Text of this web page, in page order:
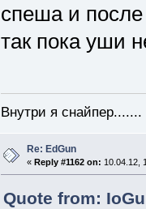
спеша и
так пока уши
Внутри я
Re: EdGun
« Reply #1162 on: 10.04.12,
Quote from: